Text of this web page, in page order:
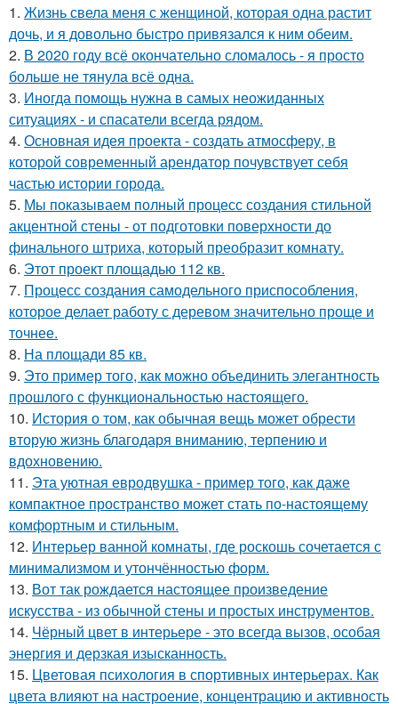
1. Жизнь свела меня с женщиной, которая одна растит
дочь, и я довольно быстро привязался к ним обеим.
2. В 2020 году всё окончательно сломалось - я просто
больше не тянула всё одна.
3. Иногда помощь нужна в самых неожиданных
ситуациях - и спасатели всегда рядом.
4. Основная идея проекта - создать атмосферу, в
которой современный арендатор почувствует себя
частью истории города.
5. Мы показываем полный процесс создания стильной
акцентной стены - от подготовки поверхности до
финального штриха, который преобразит комнату.
6. Этот проект площадью 112 кв.
7. Процесс создания самодельного приспособления,
которое делает работу с деревом значительно проще и
точнее.
8. На площади 85 кв.
9. Это пример того, как можно объединить элегантность
прошлого с функциональностью настоящего.
10. История о том, как обычная вещь может обрести
вторую жизнь благодаря вниманию, терпению и
вдохновению.
11. Эта уютная евродвушка - пример того, как даже
компактное пространство может стать по-настоящему
комфортным и стильным.
12. Интерьер ванной комнаты, где роскошь сочетается с
минимализмом и утончённостью форм.
13. Вот так рождается настоящее произведение
искусства - из обычной стены и простых инструментов.
14. Чёрный цвет в интерьере - это всегда вызов, особая
энергия и дерзкая изысканность.
15. Цветовая психология в спортивных интерьерах. Как
цвета влияют на настроение, концентрацию и активность